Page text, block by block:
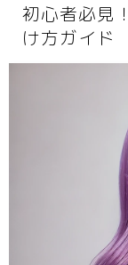
学び・資格
資格取得
専門学校・
家庭教師・
初心者必見
け方ガイド